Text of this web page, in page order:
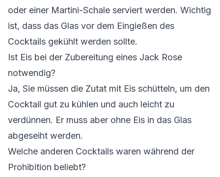
oder einer Martini-Schale serviert werden. Wichtig
ist, dass das Glas vor dem Eingießen des
Cocktails gekühlt werden sollte.
Ist Eis bei der Zubereitung eines Jack Rose
notwendig?
Ja, Sie müssen die Zutat mit Eis schütteln, um den
Cocktail gut zu kühlen und auch leicht zu
verdünnen. Er muss aber ohne Eis in das Glas
abgeseiht werden.
Welche anderen Cocktails waren während der
Prohibition beliebt?